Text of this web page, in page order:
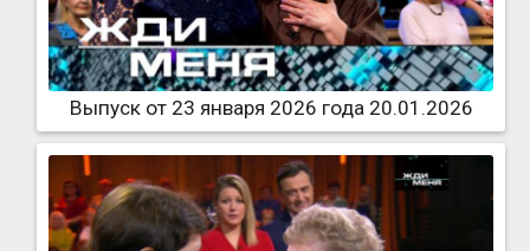
Выпуск от 23 января 2026 года 20.01.2026